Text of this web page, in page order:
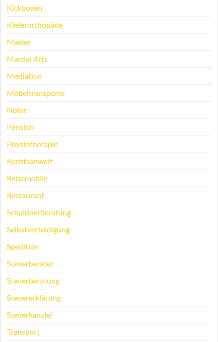
Kickboxen
Kieferorthopäde
Makler
Martial Arts
Mediation
Möbeltransporte
Notar
Pension
Physiotherapie
Rechtsanwalt
Reisemobile
Restaurant
Schuldnerberatung
Selbstverteidigung
Spedition
Steuerberater
Steuerberatung
Steuererklärung
Steuerkanzlei
Transport